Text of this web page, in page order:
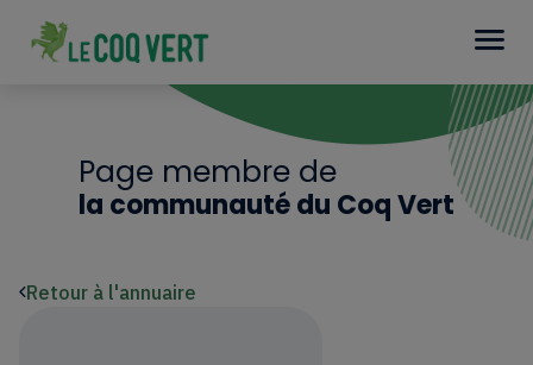
Page membre de
la communauté du Coq Vert
Retour à l'annuaire